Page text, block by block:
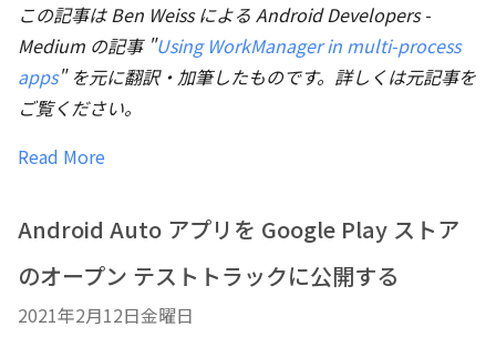
この記事は Ben Weiss による Android Developers -
Medium の記事 "Using WorkManager in multi-process
apps" を元に翻訳・加筆したものです。詳しくは元記事を
ご覧ください。
Read More
Android Auto アプリを Google Play ストア
のオープン テストトラックに公開する
2021年2月12日金曜日